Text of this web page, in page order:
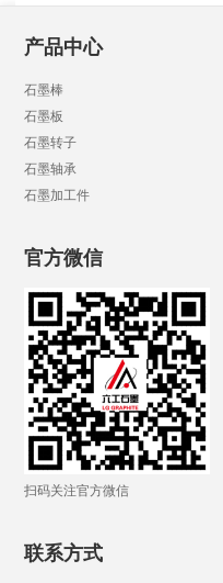
产品中心
石墨棒
石墨板
石墨转子
石墨轴承
石墨加工件
官方微信
扫码关注官方微信
联系方式